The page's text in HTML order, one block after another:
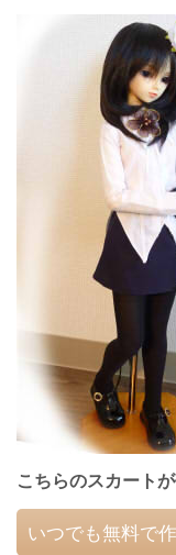
こちらのスカート
いつでも無料で